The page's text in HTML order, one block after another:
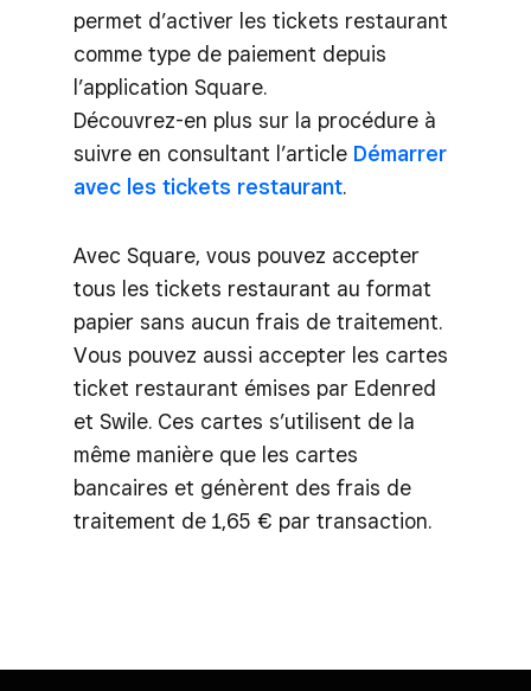
permet d’activer les tickets restaurant
comme type de paiement depuis
l’application Square.
Découvrez-en plus sur la procédure à
suivre en consultant l’article Démarrer
avec les tickets restaurant.
Avec Square, vous pouvez accepter
tous les tickets restaurant au format
papier sans aucun frais de traitement.
Vous pouvez aussi accepter les cartes
ticket restaurant émises par Edenred
et Swile. Ces cartes s’utilisent de la
même manière que les cartes
bancaires et génèrent des frais de
traitement de 1,65 € par transaction.